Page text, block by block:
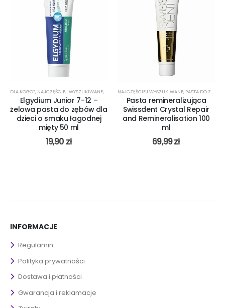
Z WĘGLEM,PASTA DO ZĘBÓW Z WĘGLEM AKTYWNYM,PASTA DO ZĘBÓW Z WĘGLEM DRZEWNYM
DO ZĘBÓW BEZ SLS,PASTA DO ZĘBÓW BEZ SORBITOLU,PASTA NA KRWAWIĄCE DZIĄSŁA, PASTA NA
,PASTA DO ZĘBÓW CURASEPT,PASTA DO ZĘBÓW Z FLUOREM,PASTA REMINERALIZUJĄCA
DLA KOGO?, NAJCZĘŚCIEJ WYSZUKIWANE,PASTA DO ZĘBÓW DLA 7-LATKA,PASTA DO ZĘBÓW
Elgydium Junior 7-12 –
żelowa pasta do zębów dla
dzieci o smaku łagodnej
mięty 50 ml
19,90 zł
NAJCZĘŚCIEJ WYSZUKIWANE, PASTA DO ZĘBÓW BEZ FLUORU
Pasta remineralizująca
Swissdent Crystal Repair
and Remineralisation 100
ml
69,99zł
INFORMACJE
Regulamin
Polityka prywatności
Dostawa i płatności
Gwarancja i reklamacje